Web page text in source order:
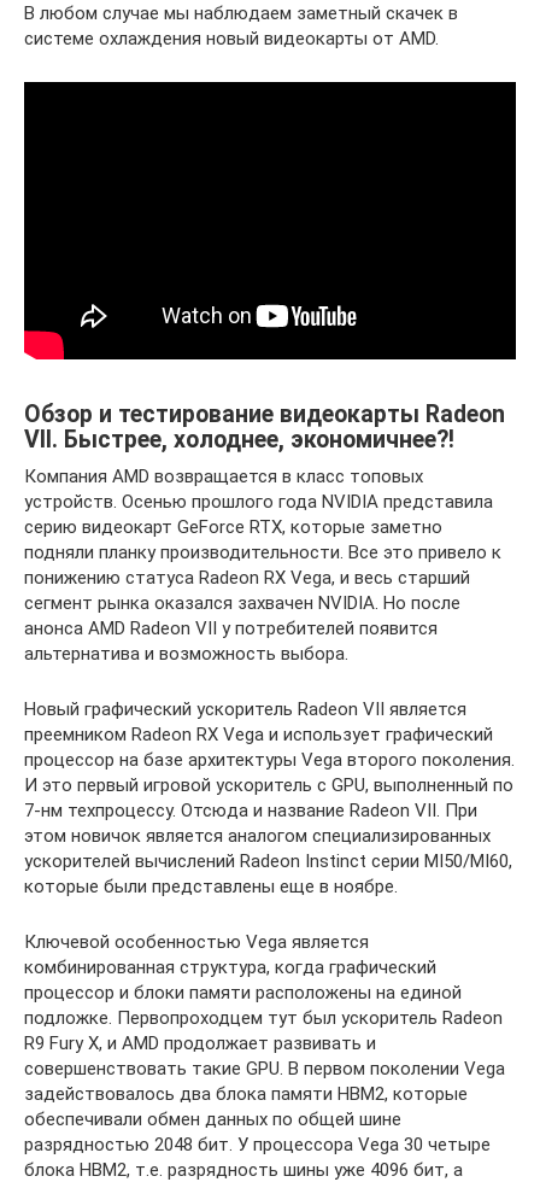
В любом случае мы наблюдаем заметный скачек в
системе охлаждения новый видеокарты от AMD.
Обзор и тестирование видеокарты Radeon
VII. Быстрее, холоднее, экономичнее?!
Компания AMD возвращается в класс топовых
устройств. Осенью прошлого года NVIDIA представила
серию видеокарт GeForce RTX, которые заметно
подняли планку производительности. Все это привело к
понижению статуса Radeon RX Vega, и весь старший
сегмент рынка оказался захвачен NVIDIA. Но после
анонса AMD Radeon VII у потребителей появится
альтернатива и возможность выбора.
Новый графический ускоритель Radeon VII является
преемником Radeon RX Vega и использует графический
процессор на базе архитектуры Vega второго поколения.
И это первый игровой ускоритель с GPU, выполненный по
7-нм техпроцессу. Отсюда и название Radeon VII. При
этом новичок является аналогом специализированных
ускорителей вычислений Radeon Instinct серии MI50/MI60,
которые были представлены еще в ноябре.
Ключевой особенностью Vega является
комбинированная структура, когда графический
процессор и блоки памяти расположены на единой
подложке. Первопроходцем тут был ускоритель Radeon
R9 Fury X, и AMD продолжает развивать и
совершенствовать такие GPU. В первом поколении Vega
задействовалось два блока памяти HBM2, которые
обеспечивали обмен данных по общей шине
разрядностью 2048 бит. У процессора Vega 30 четыре
блока HBM2, т.е. разрядность шины уже 4096 бит, а